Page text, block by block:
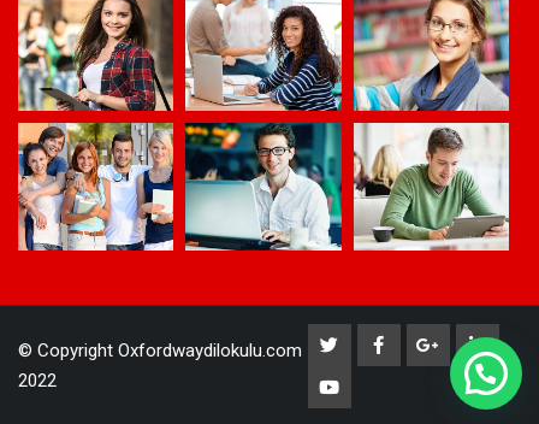
© Copyright Oxfordwaydilokulu.com
2022